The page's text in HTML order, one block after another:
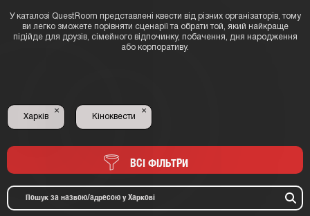
У каталозі QuestRoom представлені квести від різних організаторів, тому
ви легко зможете порівняти сценарії та обрати той, який найкраще
підійде для друзів, сімейного відпочинку, побачення, дня народження
або корпоративу.
Харків
×
Кіноквести
×
ВСІ ФІЛЬТРИ